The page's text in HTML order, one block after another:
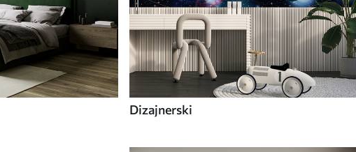
Dizajnerski